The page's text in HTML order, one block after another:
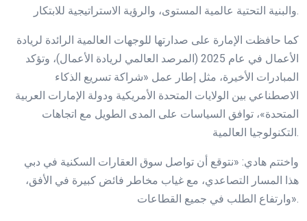
والبنية التحتية عالمية المستوى، والرؤية الاستراتيجية للابتكار.
كما حافظت الإمارة على صدارتها للوجهات العالمية الرائدة لريادة
الأعمال في عام 2025 (المرصد العالمي لريادة الأعمال)، وتؤكد
المبادرات الأخيرة، مثل إطار عمل «شراكة تسريع الذكاء
الاصطناعي بين الولايات المتحدة الأمريكية ودولة الإمارات العربية
المتحدة»، توافق السياسات على المدى الطويل مع اتجاهات
التكنولوجيا العالمية.
واختتم هادي: «نتوقع أن تواصل سوق العقارات السكنية في دبي
هذا المسار التصاعدي، مع غياب مخاطر فائض كبيرة في الأفق،
وارتفاع الطلب في جميع القطاعات».